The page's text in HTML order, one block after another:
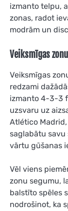
izmanto telpu,
zonas, radot
modrām un
Veiksmīgas
Veiksmīgas
redzami
izmanto 4-3-3
uzsvaru uz
Atlético
saglabātu
vārtu gūšanas
Vēl viens
zonu segumu,
balstīto spēles
nodrošinot, ka